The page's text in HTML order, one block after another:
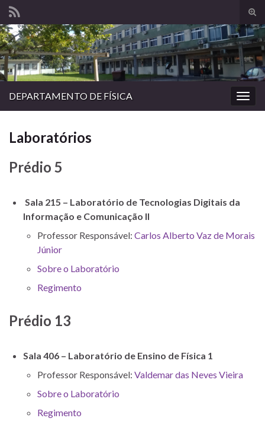
de
Search for:
DEPARTAMENTO DE FÍSICA
Laboratórios
Prédio 5
Sala 215 – Laboratório de Tecnologias Digitais da
Informação e Comunicação II
Professor Responsável: Carlos Alberto Vaz de Morais
Júnior
Sobre o Laboratório
Regimento
Prédio 13
Sala 406 – Laboratório de Ensino de Física 1
Professor Responsável: Valdemar das Neves Vieira
Sobre o Laboratório
Regimento